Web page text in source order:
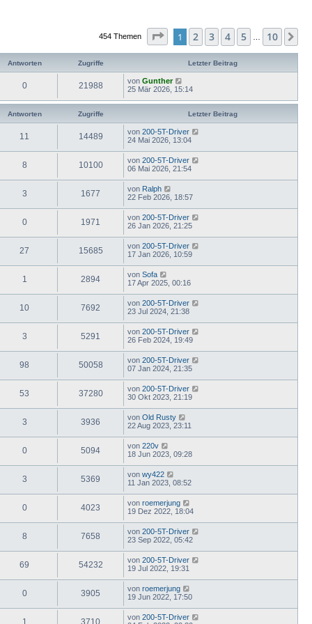
454 Themen Seite 1von 10
1 2 3 4 5 10
Antworten Zugriffe Letzter Beitrag
0 21988 von Gunther
25 Mär 2026, 15:14
Antworten Zugriffe Letzter Beitrag
11 14489 von 200-5T-Driver
24 Mai 2026, 13:04
8 10100 von 200-5T-Driver
06 Mai 2026, 21:54
3 1677 von Ralph
22 Feb 2026, 18:57
0 1971 von 200-5T-Driver
26 Jan 2026, 21:25
27 15685 von 200-5T-Driver
17 Jan 2026, 10:59
1 2894 von Sofa
17 Apr 2025, 00:16
10 7692 von 200-5T-Driver
23 Jul 2024, 21:38
3 5291 von 200-5T-Driver
26 Feb 2024, 19:49
98 50058 von 200-5T-Driver
07 Jan 2024, 21:35
53 37280 von 200-5T-Driver
30 Okt 2023, 21:19
3 3936 von Old Rusty
22 Aug 2023, 23:11
0 5094 von 220v
18 Jun 2023, 09:28
3 5369 von wy422
11 Jan 2023, 08:52
0 4023 von roemerjung
19 Dez 2022, 18:04
8 7658 von 200-5T-Driver
23 Sep 2022, 05:42
69 54232 von 200-5T-Driver
19 Jul 2022, 19:31
0 3905 von roemerjung
19 Jun 2022, 17:50
1 3710 von 200-5T-Driver